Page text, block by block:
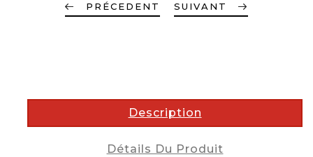
PRÉCEDENT SUIVANT
Description
Détails Du Produit